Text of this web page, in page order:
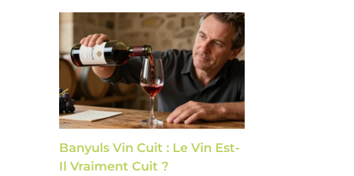
Banyuls Vin Cuit : Le Vin Est-
Il Vraiment Cuit ?